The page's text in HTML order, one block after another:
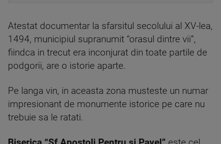
Atestat documentar la sfarsitul secolului al XV-lea,
1494, municipiul supranumit “orasul dintre vii”,
fiindca in trecut era inconjurat din toate partile de
podgorii, are o istorie aparte.
Pe langa vin, in aceasta zona musteste un numar
impresionant de monumente istorice pe care nu
trebuie sa le ratati.